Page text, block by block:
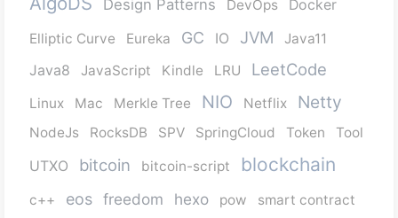
Design Patterns DevOps
Docker
Elliptic Curve
Eureka GC IO JVM
Java11
Java8
JavaScript Kindle LRU LeetCode
Linux Mac Merkle Tree NIO Netflix Netty
NodeJs RocksDB SPV SpringCloud Token
Tool
UTXO
bitcoin bitcoin-script blockchain
c++ eos freedom hexo pow
smart contract